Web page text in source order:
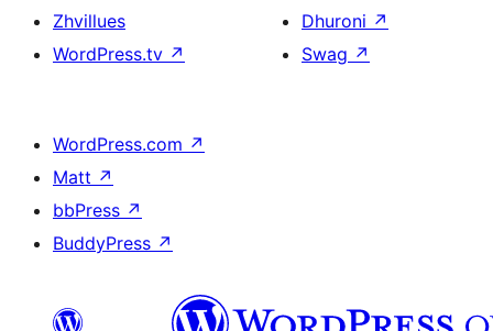
Zhvillues
WordPress.tv ↗
Dhuroni ↗
Swag ↗
WordPress.com ↗
Matt ↗
bbPress ↗
BuddyPress ↗